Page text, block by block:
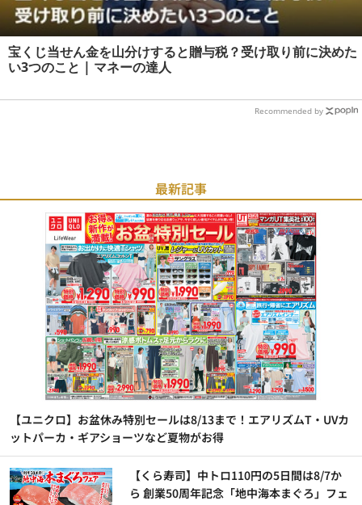
宝くじ当せん金を山分けすると贈与税？受け取り前に決めた
い3つのこと | マネーの達人
Recommended by
最新記事
【ユニクロ】お盆休み特別セールは8/13まで！エアリズムT・UVカ
ットパーカ・ギアショーツなど夏物がお得
【くら寿司】中トロ110円の5日間は8/7か
ら 創業50周年記念「地中海本まぐろ」フェ